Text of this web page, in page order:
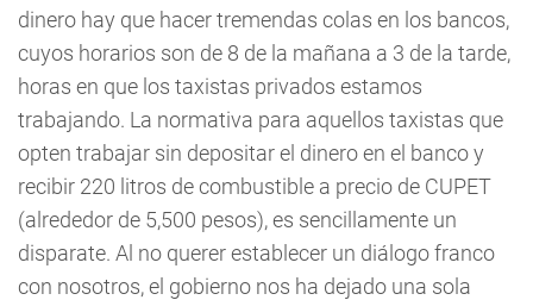
dinero hay que hacer tremendas colas en los bancos,
cuyos horarios son de 8 de la mañana a 3 de la tarde,
horas en que los taxistas privados estamos
trabajando. La normativa para aquellos taxistas que
opten trabajar sin depositar el dinero en el banco y
recibir 220 litros de combustible a precio de CUPET
(alrededor de 5,500 pesos), es sencillamente un
disparate. Al no querer establecer un diálogo franco
con nosotros, el gobierno nos ha dejado una sola